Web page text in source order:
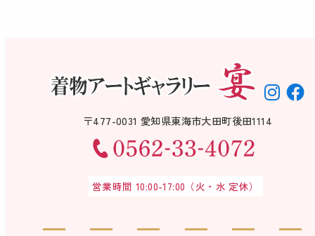
〒477-0031 愛知県東海市大田町後田1114
営業時間 10:00-17:00（火・水 定休）